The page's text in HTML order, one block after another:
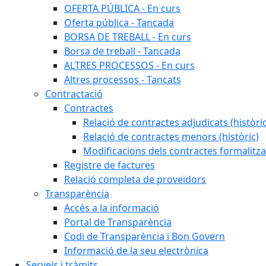
OFERTA PÚBLICA - En curs
Oferta pública - Tancada
BORSA DE TREBALL - En curs
Borsa de treball - Tancada
ALTRES PROCESSOS - En curs
Altres processos - Tancats
Contractació
Contractes
Relació de contractes adjudicats
Relació de contractes menors (històric)
Modificacions dels contractes
Registre de factures
Relació completa de proveïdors
Transparència
Accés a la informació
Portal de Transparència
Codi de Transparència i Bon Govern
Informació de la seu electrònica